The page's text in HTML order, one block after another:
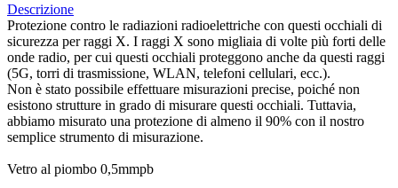
Descrizione
Protezione contro le radiazioni radioelettriche con questi occhiali di
sicurezza per raggi X. I raggi X sono migliaia di volte più forti delle
onde radio, per cui questi occhiali proteggono anche da questi raggi
(5G, torri di trasmissione, WLAN, telefoni cellulari, ecc.).
Non è stato possibile effettuare misurazioni precise, poiché non
esistono strutture in grado di misurare questi occhiali. Tuttavia,
abbiamo misurato una protezione di almeno il 90% con il nostro
semplice strumento di misurazione.
Vetro al piombo 0,5mmpb